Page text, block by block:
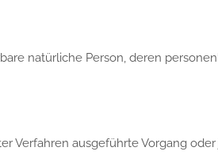
natürliche Person, deren
Verfahren ausgeführte Vorgang